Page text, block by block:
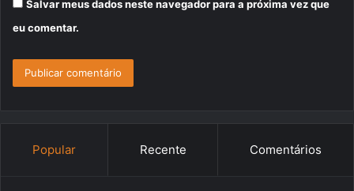
Salvar meus dados neste navegador para a próxima vez que
eu comentar.
Popular Recente Comentários